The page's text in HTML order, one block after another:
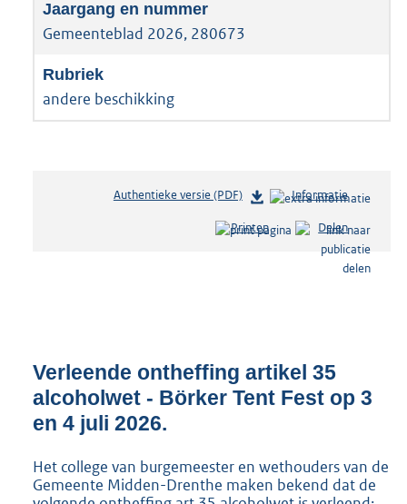
Gemeenteblad 2026, 280673
andere beschikking
Authentieke versie (PDF)b
s
r
o
e
:
1
Informatie
Printen Delen
Verleende ontheffing artikel 35
alcoholwet - Börker Tent Fest op 3
en 4 juli 2026.
Het college van burgemeester en wethouders van de
Gemeente Midden-Drenthe maken bekend dat de